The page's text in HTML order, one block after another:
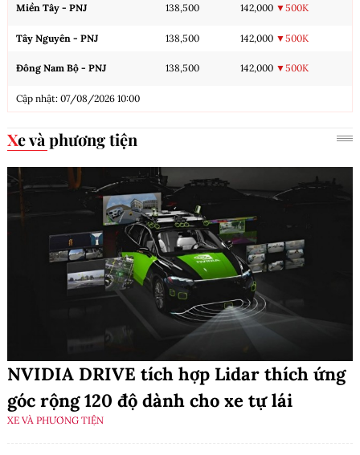
Miền Tây - PNJ 138,500 142,000 ▼500K
Tây Nguyên - PNJ 138,500 142,000 ▼500K
Đông Nam Bộ - PNJ 138,500 142,000 ▼500K
Cập nhật: 07/08/2026 10:00
Xe và phương tiện
NVIDIA DRIVE tích hợp Lidar thích ứng
góc rộng 120 độ dành cho xe tự lái
XE VÀ PHƯƠNG TIỆN